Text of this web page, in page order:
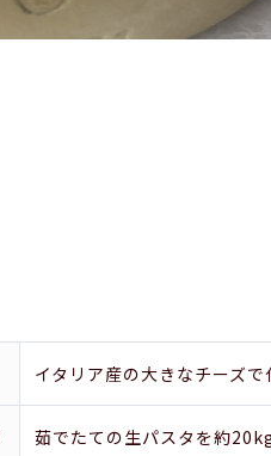
イタリア産の大きなチーズ
茹でたての生パスタを約